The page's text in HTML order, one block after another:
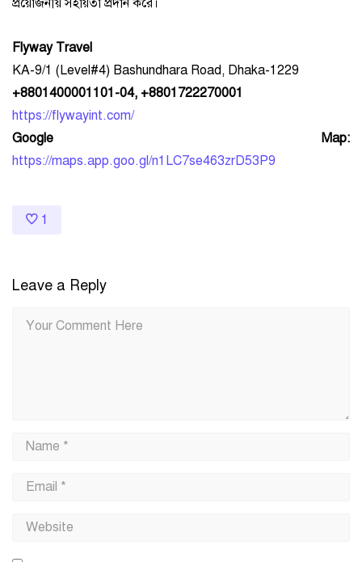
প্রয়োজনীয় সহায়তা প্রদান করে।
Flyway Travel
KA-9/1 (Level#4) Bashundhara Road, Dhaka-1229
+8801400001101-04, +8801722270001
https://flywayint.com/
Google Map:
https://maps.app.goo.gl/n1LC7se463zrD53P9
1
Leave a Reply